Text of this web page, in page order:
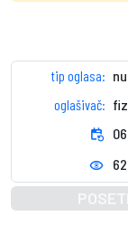
tip oglasa:
oglašivač:
event_repeat
visibility 62